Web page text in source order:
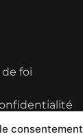
consentement
foi